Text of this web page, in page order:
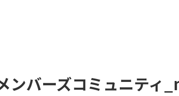
ンバーズコミュニティ